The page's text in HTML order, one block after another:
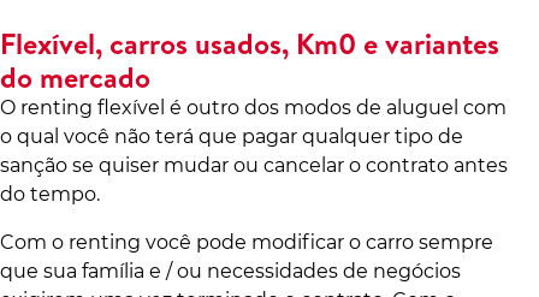
Flexível, carros usados, Km0 e variantes
do mercado
O renting flexível é outro dos modos de aluguel com
o qual você não terá que pagar qualquer tipo de
sanção se quiser mudar ou cancelar o contrato antes
do tempo.
Com o renting você pode modificar o carro sempre
que sua família e / ou necessidades de negócios